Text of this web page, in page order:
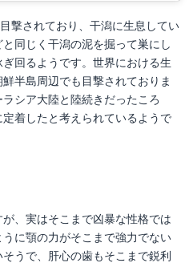
撃されており、干潟に生息してい
同じく干潟の泥を掘って巣にし
回るようです。世界における生
半島周辺でも目撃されておりま
シア大陸と陸続きだったころ
着したと考えられているようで
、実はそこまで凶暴な性格では
に顎の力がそこまで強力でない
うで、肝心の歯もそこまで鋭利